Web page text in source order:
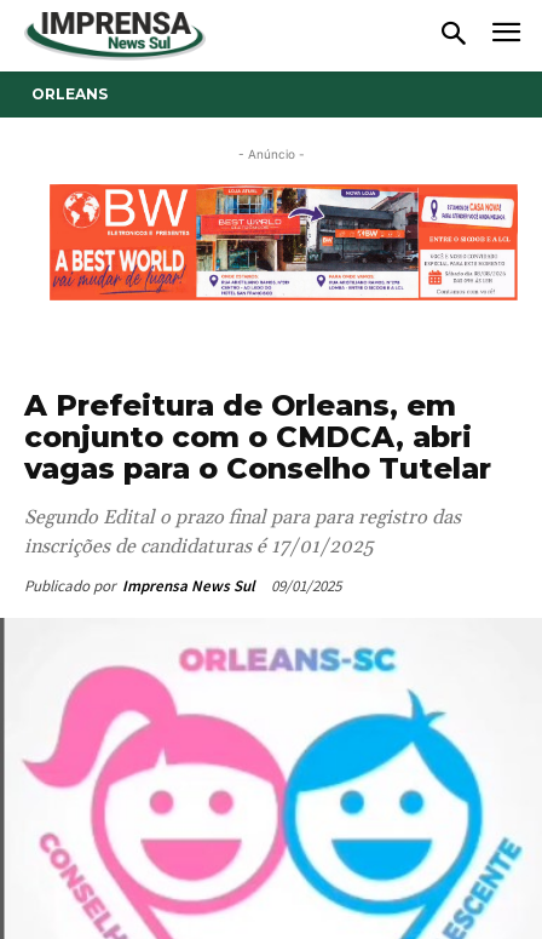
ORLEANS
- Anúncio -
A Prefeitura de Orleans, em
conjunto com o CMDCA, abri
vagas para o Conselho Tutelar
Segundo Edital o prazo final para para registro das
inscrições de candidaturas é 17/01/2025
Publicado por Imprensa News Sul 09/01/2025